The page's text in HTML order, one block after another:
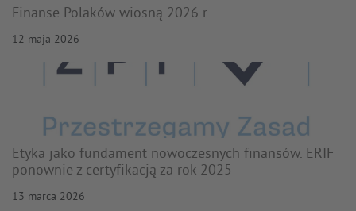
Finanse Polaków wiosną 2026 r.
12 maja 2026
Etyka jako fundament nowoczesnych finansów. ERIF
ponownie z certyfikacją za rok 2025
13 marca 2026